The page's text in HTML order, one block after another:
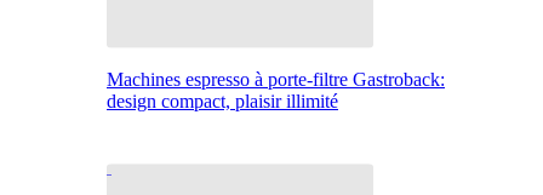
Machines espresso à porte-filtre Gastroback:
design compact, plaisir illimité